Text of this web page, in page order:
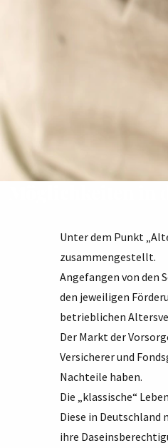
Unter dem Punkt
zusammengestellt.
Angefangen von den
den jeweiligen
betrieblichen
Der Markt der
Versicherer und
Nachteile haben.
Die „klassische“
Diese in Deutschland
ihre